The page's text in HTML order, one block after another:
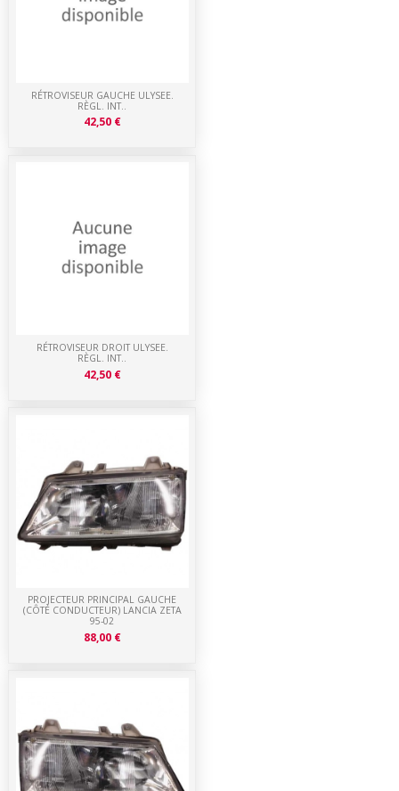
PROJECTEUR PRINCIPAL GAUCHE
(CÔTÉ CONDUCTEUR) LANCIA ZETA
95-02
88,00 €
RÉTROVISEUR DROIT ULYSEE.
RÈGL. INT..
42,50 €
RÉTROVISEUR GAUCHE ULYSEE.
RÈGL. INT..
42,50 €